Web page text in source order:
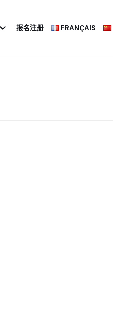
报名注册 FRANÇAIS